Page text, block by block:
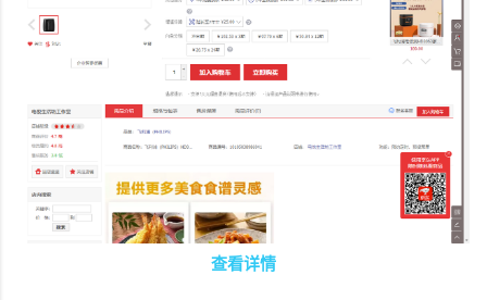
查看详情